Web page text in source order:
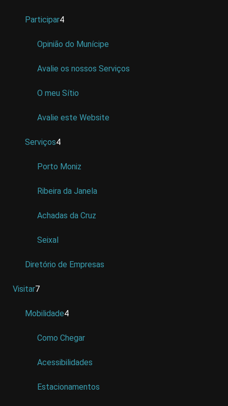
Participar4
Opinião do Munícipe
Avalie os nossos Serviços
O meu Sítio
Avalie este Website
Serviços4
Porto Moniz
Ribeira da Janela
Achadas da Cruz
Seixal
Diretório de Empresas
Visitar7
Mobilidade4
Como Chegar
Acessibilidades
Estacionamentos